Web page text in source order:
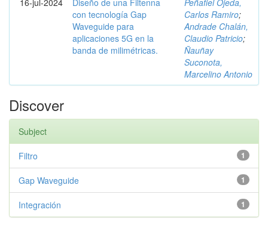
16-jul-2024
Diseño de una Filtenna
con tecnología Gap
Waveguide para
aplicaciones 5G en la
banda de milimétricas.
Peñafiel Ojeda,
Carlos Ramiro;
Andrade Chalán,
Claudio Patricio;
Ñauñay
Suconota,
Marcelino Antonio
Discover
Subject
1
Filtro
1
Gap Waveguide
1
Integración